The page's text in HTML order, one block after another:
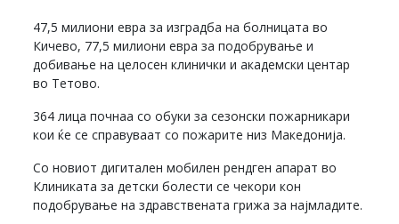
47,5 милиони евра за изградба на болницата во
Кичево, 77,5 милиони евра за подобрување и
добивање на целосен клинички и академски центар
во Тетово.
364 лица почнаа со обуки за сезонски пожарникари
кои ќе се справуваат со пожарите низ Македонија.
Со новиот дигитален мобилен рендген апарат во
Клиниката за детски болести се чекори кон
подобрување на здравствената грижа за најмладите.